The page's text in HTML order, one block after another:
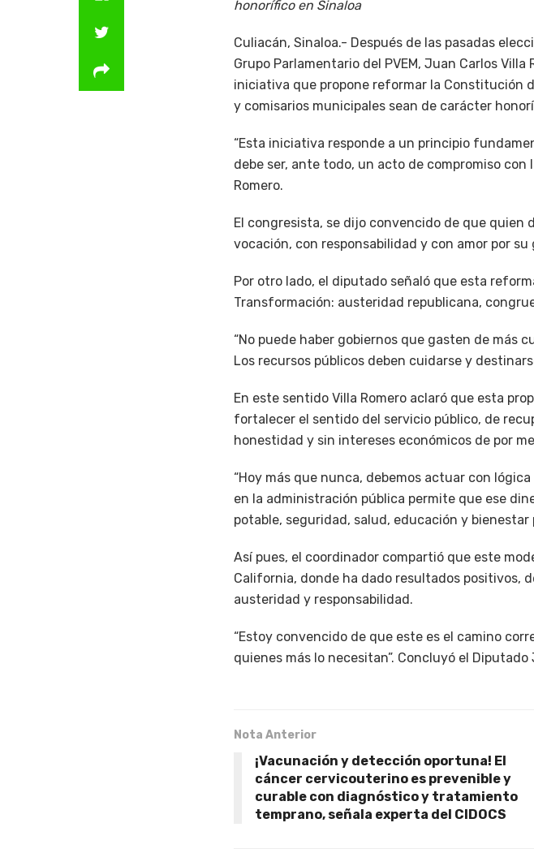
honorífico en Sinaloa
Culiacán, Sinaloa.- Después de las pasadas
Grupo Parlamentario del PVEM, Juan Carlos
iniciativa que propone reformar la Constitución
y comisarios municipales sean de carácter
“Esta iniciativa responde a un principio
debe ser, ante todo, un acto de compromiso
Romero.
El congresista, se dijo convencido de que quien
vocación, con responsabilidad y con amor por su
Por otro lado, el diputado señaló que esta
Transformación: austeridad republicana,
“No puede haber gobiernos que gasten de más
Los recursos públicos deben cuidarse y
En este sentido Villa Romero aclaró que esta
fortalecer el sentido del servicio público, de
honestidad y sin intereses económicos de por
“Hoy más que nunca, debemos actuar con
en la administración pública permite que ese
potable, seguridad, salud, educación y
Así pues, el coordinador compartió que este
California, donde ha dado resultados positivos,
austeridad y responsabilidad.
“Estoy convencido de que este es el camino
quienes más lo necesitan”. Concluyó el Diputado
Nota Anterior
¡Vacunación y detección oportuna! El
cáncer cervicouterino es prevenible y
curable con diagnóstico y tratamiento
temprano, señala experta del CIDOCS